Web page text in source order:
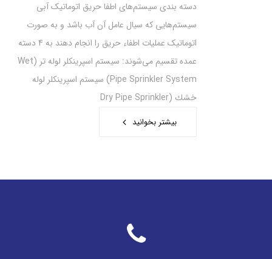
دسته بندی سیستم‌های اطفا حریق اتوماتیک آبی
سیستم‌هایی که سیال عامل آن آب باشد و به صورت
اتوماتیک عملیات اطفاء حریق را انجام دهند به 4 دسته
عمده تقسیم می‌شوند: سيستم‌‎‌ اسپرينكلر لوله‌ تر (Wet
Pipe Sprinkler System) سيستم‌‎‌ اسپرينكلر لوله
خشك (Dry Pipe Sprinkler
بیشتر بخوانید